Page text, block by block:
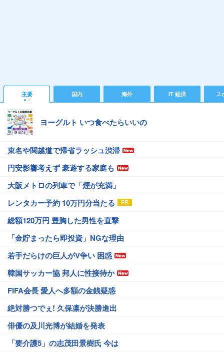
主要 国内 海外 IT 経済 ス
ヨーグルト いつ食べたらいいの
東名や関越道で帰省ラッシュ渋滞
円安影響考えず 豪遊する家庭も
大阪メトロの列車で「煙が充満」
レンタカー予約 10万円分当たる
総額120万円 豊胸した男性を直撃
「金貯まったら即投資」NGな理由
若手だらけの巨人がV争い 困惑
韓国サッカー協 邦人に性接待か
FIFA会長 愛人へ多額の金銭疑惑
絶対勝つでぇ! 久保凛が決勝進出
俳優の及川光博が結婚を発表
「要介護5」の志茂田景樹氏 今は